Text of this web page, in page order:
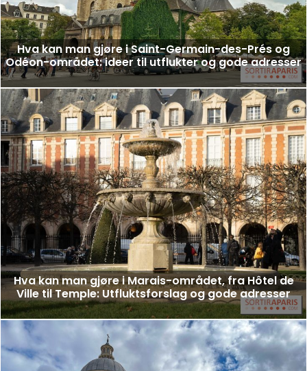
Hva kan man gjøre i Saint-Germain-des-Prés og
Odéon-området: ideer til utflukter og gode adresser
Hva kan man gjøre i Marais-området, fra Hôtel de
Ville til Temple: Utfluktsforslag og gode adresser